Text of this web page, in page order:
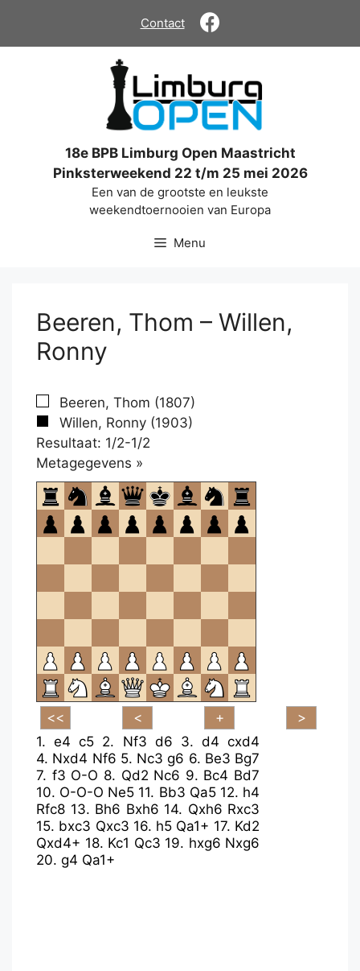
de
Contact
18e BPB Limburg Open Maastricht
Pinksterweekend 22 t/m 25 mei 2026
Een van de grootste en leukste
weekendtoernooien van Europa
Menu
Beeren, Thom – Willen,
Ronny
Beeren, Thom (1807)
Willen, Ronny (1903)
Resultaat: 1/2-1/2
Metagegevens »
om
te
openen.
1.e4 c5 2. Nf3 d6 3. d4 cxd4
4. Nxd4 Nf6 5. Nc3 g6 6. Be3 Bg7
7. f3 O-O 8. Qd2 Nc6 9. Bc4 Bd7
10. O-O-O Ne5 11. Bb3 Qa5 12. h4
Rfc8 13. Bh6 Bxh6 14. Qxh6 Rxc3
15. bxc3 Qxc3 16. h5 Qa1+ 17. Kd2
Qxd4+ 18. Kc1 Qc3 19. hxg6 Nxg6
20. g4 Qa1+